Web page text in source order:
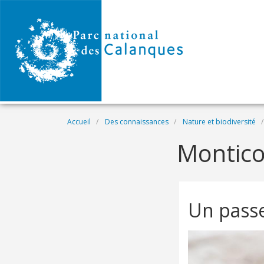
Fil d'Ariane
Accueil Des connaissances Nature et biodiversité
Un